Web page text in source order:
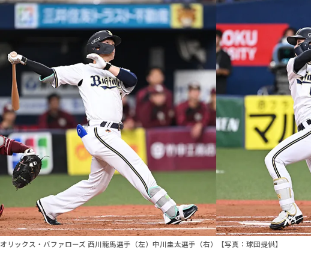
オリックス・バファローズ 西川龍馬選手（左）中川圭太選手（右）【写真：球団提供】